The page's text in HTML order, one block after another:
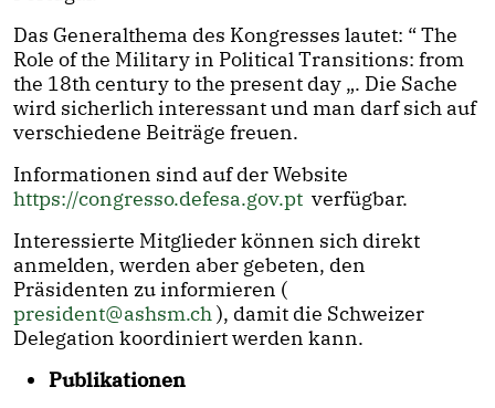
Das Generalthema des Kongresses lautet: “ The
Role of the Military in Political Transitions: from
the 18th century to the present day „. Die Sache
wird sicherlich interessant und man darf sich auf
verschiedene Beiträge freuen.
Informationen sind auf der Website
https://congresso.defesa.gov.pt verfügbar.
Interessierte Mitglieder können sich direkt
anmelden, werden aber gebeten, den
Präsidenten zu informieren (
president@ashsm.ch), damit die Schweizer
Delegation koordiniert werden kann.
Publikationen